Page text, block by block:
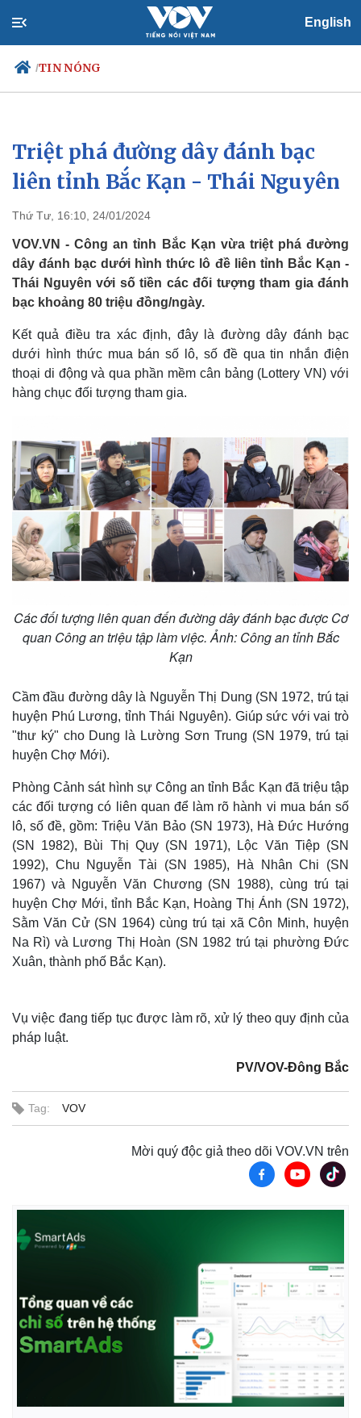
English
/TIN NÓNG
Chính trị
Đảng
Tổ chức nhân sự
Nhận diện sự thật
Xã hội
Tin 24h
Dự báo thời tiết
Việc làm
Biển đảo
Thế giới
Quan sát
Ảnh
E-Magazine
Infographic
Triệt phá đường dây đánh bạc
liên tỉnh Bắc Kạn - Thái Nguyên
Thứ Tư, 16:10, 24/01/2024
VOV.VN - Công an tỉnh Bắc Kạn vừa triệt phá đường
dây đánh bạc dưới hình thức lô đề liên tỉnh Bắc Kạn -
Thái Nguyên với số tiền các đối tượng tham gia đánh
bạc khoảng 80 triệu đồng/ngày.
Kết quả điều tra xác định, đây là đường dây đánh bạc
dưới hình thức mua bán số lô, số đề qua tin nhắn điện
thoại di động và qua phần mềm cân bảng (Lottery VN) với
hàng chục đối tượng tham gia.
Các đối tượng liên quan đến đường dây đánh bạc được Cơ
quan Công an triệu tập làm việc. Ảnh: Công an tỉnh Bắc
Kạn
Cầm đầu đường dây là Nguyễn Thị Dung (SN 1972, trú tại
huyện Phú Lương, tỉnh Thái Nguyên). Giúp sức với vai trò
"thư ký" cho Dung là Lường Sơn Trung (SN 1979, trú tại
huyện Chợ Mới).
Phòng Cảnh sát hình sự Công an tỉnh Bắc Kạn đã triệu tập
các đối tượng có liên quan để làm rõ hành vi mua bán số
lô, số đề, gồm: Triệu Văn Bảo (SN 1973), Hà Đức Hướng
(SN 1982), Bùi Thị Quy (SN 1971), Lộc Văn Tiệp (SN
1992), Chu Nguyễn Tài (SN 1985), Hà Nhân Chi (SN
1967) và Nguyễn Văn Chương (SN 1988), cùng trú tại
huyện Chợ Mới, tỉnh Bắc Kạn, Hoàng Thị Ánh (SN 1972),
Sằm Văn Cử (SN 1964) cùng trú tại xã Côn Minh, huyện
Na Rì) và Lương Thị Hoàn (SN 1982 trú tại phường Đức
Xuân, thành phố Bắc Kạn).
Vụ việc đang tiếp tục được làm rõ, xử lý theo quy định của
pháp luật.
PV/VOV-Đông Bắc
Tag: VOV
Mời quý độc giả theo dõi VOV.VN trên